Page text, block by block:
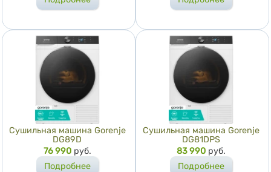
Сушильная машина Gorenje
DG89D
Цена
76 990 руб.
Подробнее
Сушильная машина Gorenje
DG81DPS
Цена
83 990 руб.
Подробнее